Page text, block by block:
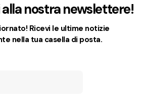
nostra newslettere!
Ricevi le ultime notizie
nella tua casella di posta.